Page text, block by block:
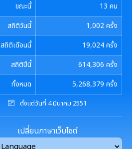
ขณะนี้ 13 คน
สถิติวันนี้
1,002ครั้ง
สถิติเดือนนี้
19,024ครั้ง
สถิติปีนี้
614,306 ครั้ง
ทั้งหมด
5,268,379 ครั้ง
ตั้งแต่วันที่ 4 มีนาคม 2551
เปลี่ยนภาษาเว็บไซต์